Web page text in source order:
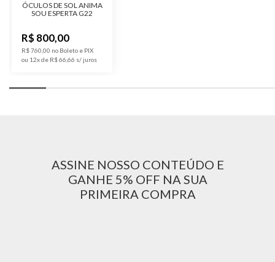
Largura da Ponte
da Lente
Comprimento da
ÓCULOS DE SOL ANIMA
SOU ESPERTA G22
R$ 800,00
R$ 760,00 no Boleto e PIX
ou 12x de R$ 66,66
ASSINE NOSSO CONTEÚDO E
GANHE 5% OFF NA SUA
PRIMEIRA COMPRA